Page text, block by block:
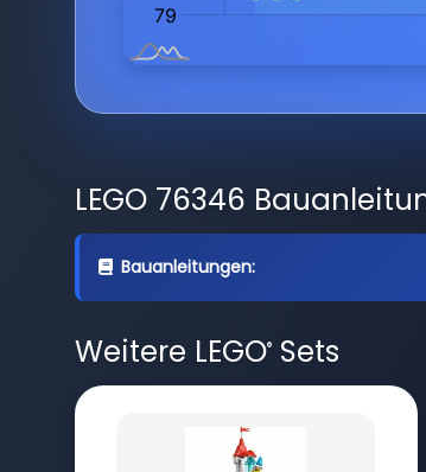
LEGO 76346
Bauanleitungen:
Weitere LEGO®Sets